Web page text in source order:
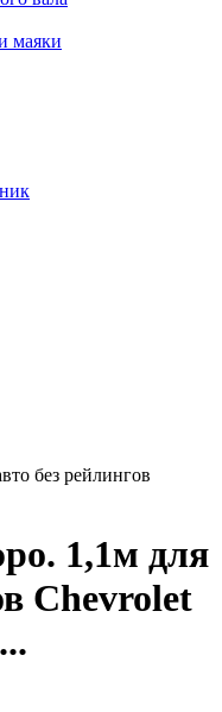
маяки
без рейлингов
1,1м для
Chevrolet